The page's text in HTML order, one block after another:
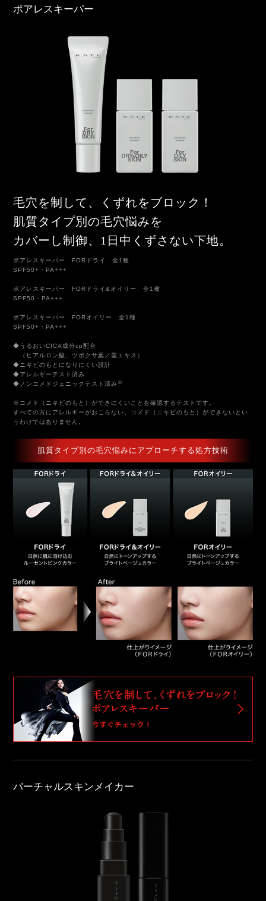
ポアレスキーパー
毛穴を制して、くずれをブロック！
肌質タイプ別の毛穴悩みを
カバーし制御、1日中くずさない下地。
ポアレスキーパー FORドライ 全1種
SPF50+・PA+++
ポアレスキーパー FORドライ&オイリー 全1種
SPF50・PA+++
ポアレスキーパー FORオイリー 全1種
SPF50+・PA+++
◆うるおいCICA成分cp配合
（ヒアルロン酸、ツボクサ葉／茎エキス）
◆ニキビのもとになりにくい設計
◆アレルギーテスト済み
◆ノンコメドジェニックテスト済み ※
※コメド（ニキビのもと）ができにくいことを確認するテストです。
すべての方にアレルギーがおこらない、コメド（ニキビのもと）ができないとい
うわけではありません。
肌質タイプ別の毛穴悩みにアプローチする処方技術
バーチャルスキンメイカー